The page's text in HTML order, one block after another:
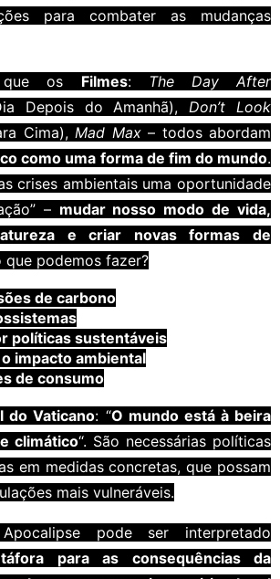
para combater as mudanças
que os Filmes: The Day After
Depois do Amanhã), Don’t Look
Cima), Mad Max– todos abordam
como uma forma de fim do mundo.
crises ambientais uma oportunidade
– mudar nosso modo de vida,
e criar novas formas de
que podemos fazer?
de carbono
políticas sustentáveis
impacto ambiental
de consumo
do Vaticano: “O mundo está à beira
climático“. São necessárias políticas
em medidas concretas, que possam
mais vulneráveis.
pode ser interpretado
para as consequências da